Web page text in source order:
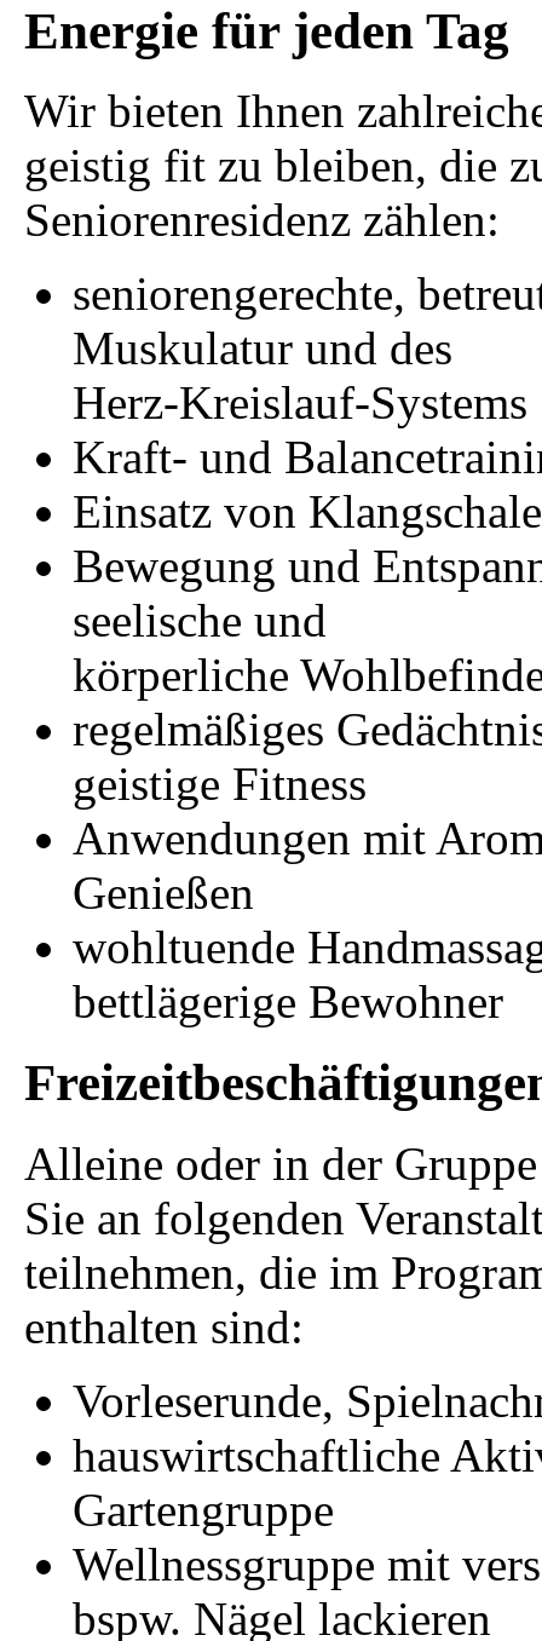
Energie für jeden Tag
Wir bieten Ihnen
geistig fit zu bleiben, die
Seniorenresidenz zählen:
seniorengerechte,
Muskulatur und des
Herz-Kreislauf-Systems
Kraft- und
Einsatz von
Bewegung und
seelische und
körperliche
regelmäßiges
geistige Fitness
Anwendungen mit
Genießen
wohltuende
bettlägerige Bewohner
Alleine oder in der
Sie an folgenden
teilnehmen, die im
enthalten sind:
Vorleserunde,
hauswirtschaftliche
Gartengruppe
Wellnessgruppe mit
bspw. Nägel lackieren